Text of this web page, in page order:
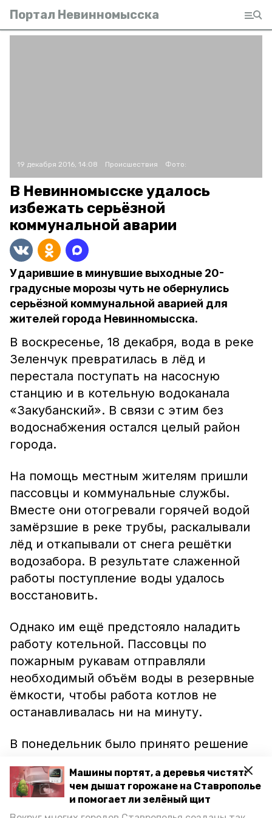
Машины портят, а деревья чистят:
чем дышат горожане на Ставрополье
и помогает ли зелёный щит
Портал Невинномысска
19 декабря 2016, 14:08 Происшествия Фото:
В Невинномысске удалось
избежать серьёзной
коммунальной аварии
Ударившие в минувшие выходные 20-
градусные морозы чуть не обернулись
серьёзной коммунальной аварией для
жителей города Невинномысска.
В воскресенье, 18 декабря, вода в реке
Зеленчук превратилась в лёд и
перестала поступать на насосную
станцию и в котельную водоканала
«Закубанский». В связи с этим без
водоснабжения остался целый район
города.
На помощь местным жителям пришли
пассовцы и коммунальные службы.
Вместе они отогревали горячей водой
замёрзшие в реке трубы, раскалывали
лёд и откапывали от снега решётки
водозабора. В результате слаженной
работы поступление воды удалось
восстановить.
Однако им ещё предстояло наладить
работу котельной. Пассовцы по
пожарным рукавам отправляли
необходимый объём воды в резервные
ёмкости, чтобы работа котлов не
останавливалась ни на минуту.
В понедельник было принято решение
потрудившихся в этот день.